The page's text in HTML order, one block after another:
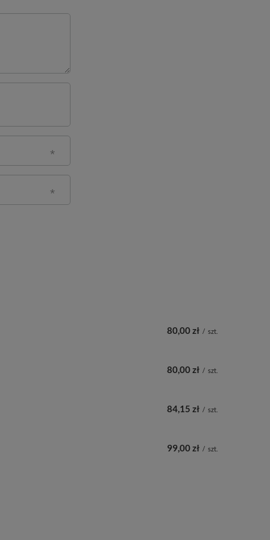
80,00 zł / szt.
80,00 zł / szt.
84,15 zł / szt.
99,00 zł / szt.